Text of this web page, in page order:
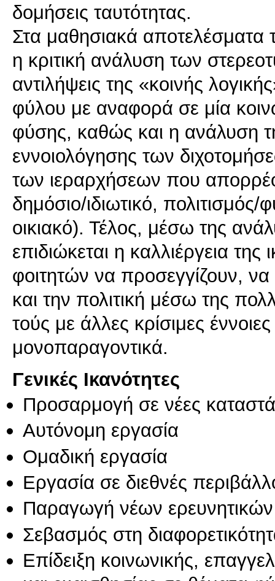
δομήσεις ταυτότητας.
Στα μαθησιακά αποτελέσματα
η κριτική ανάλυση των
αντιλήψεις της «κοινής
φύλου με αναφορά σε μία
φύσης, καθώς και η ανάλυση
εννοιολόγησης των
των ιεραρχήσεων που
δημόσιο/ιδιωτικό, πολιτισμός/
οικιακό). Τέλος, μέσω της
επιδιώκεται η καλλιέργεια
φοιτητών να προσεγγίζουν,
και την πολιτική μέσω της
τούς με άλλες κρίσιμες
Γενικές Ικανότητες
Προσαρμογή σε νέες
Αυτόνομη εργασία
Ομαδική εργασία
Εργασία σε διεθνές
Παραγωγή νέων
Σεβασμός στη
Επίδειξη κοινωνικής,